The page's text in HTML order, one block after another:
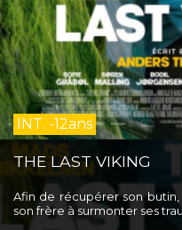
INT. -12ans
THE LAST VIKING
Afin de récupérer son
son frère à surmonter ses